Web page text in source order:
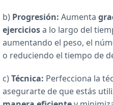
b) Progresión: Aumenta
ejerciciosa lo largo del
aumentando el peso, el
o reduciendo el tiempo de
c)Técnica: Perfecciona la
asegurarte de que estás